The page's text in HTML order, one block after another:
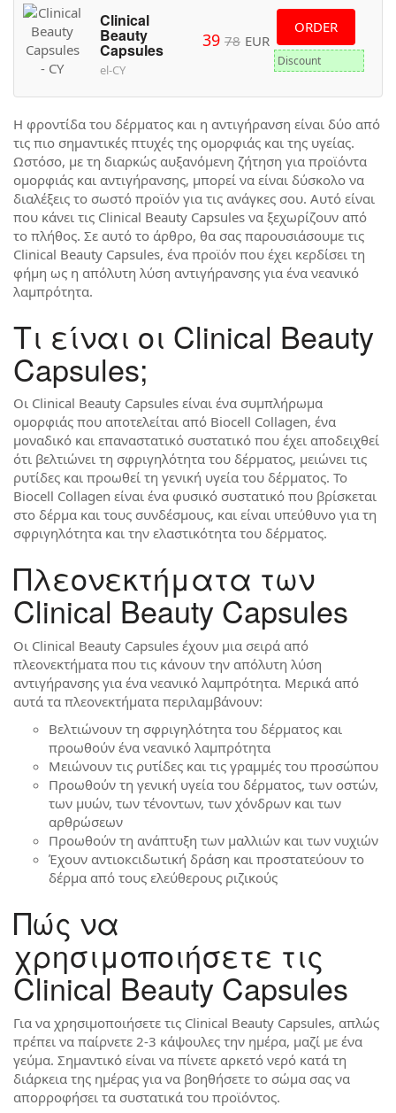
Clinical
Beauty
Capsules
el-CY
39 78 EUR
ORDER
Discount
Η φροντίδα του δέρματος και η αντιγήρανση είναι δύο από
τις πιο σημαντικές πτυχές της ομορφιάς και της υγείας.
Ωστόσο, με τη διαρκώς αυξανόμενη ζήτηση για προϊόντα
ομορφιάς και αντιγήρανσης, μπορεί να είναι δύσκολο να
διαλέξεις το σωστό προϊόν για τις ανάγκες σου. Αυτό είναι
που κάνει τις Clinical Beauty Capsules να ξεχωρίζουν από
το πλήθος. Σε αυτό το άρθρο, θα σας παρουσιάσουμε τις
Clinical Beauty Capsules, ένα προϊόν που έχει κερδίσει τη
φήμη ως η απόλυτη λύση αντιγήρανσης για ένα νεανικό
λαμπρότητα.
Τι είναι οι Clinical Beauty
Capsules;
Οι Clinical Beauty Capsules είναι ένα συμπλήρωμα
ομορφιάς που αποτελείται από Biocell Collagen, ένα
μοναδικό και επαναστατικό συστατικό που έχει αποδειχθεί
ότι βελτιώνει τη σφριγηλότητα του δέρματος, μειώνει τις
ρυτίδες και προωθεί τη γενική υγεία του δέρματος. Το
Biocell Collagen είναι ένα φυσικό συστατικό που βρίσκεται
στο δέρμα και τους συνδέσμους, και είναι υπεύθυνο για τη
σφριγηλότητα και την ελαστικότητα του δέρματος.
Πλεονεκτήματα των
Clinical Beauty Capsules
Οι Clinical Beauty Capsules έχουν μια σειρά από
πλεονεκτήματα που τις κάνουν την απόλυτη λύση
αντιγήρανσης για ένα νεανικό λαμπρότητα. Μερικά από
αυτά τα πλεονεκτήματα περιλαμβάνουν:
Βελτιώνουν τη σφριγηλότητα του δέρματος και
προωθούν ένα νεανικό λαμπρότητα
Μειώνουν τις ρυτίδες και τις γραμμές του προσώπου
Προωθούν τη γενική υγεία του δέρματος, των οστών,
των μυών, των τένοντων, των χόνδρων και των
αρθρώσεων
Προωθούν τη ανάπτυξη των μαλλιών και των νυχιών
Έχουν αντιоксιδωτική δράση και προστατεύουν το
δέρμα από τους ελεύθερους ριζικούς
Πώς να
χρησιμοποιήσετε τις
Clinical Beauty Capsules
Για να χρησιμοποιήσετε τις Clinical Beauty Capsules, απλώς
πρέπει να παίρνετε 2-3 κάψουλες την ημέρα, μαζί με ένα
γεύμα. Σημαντικό είναι να πίνετε αρκετό νερό κατά τη
διάρκεια της ημέρας για να βοηθήσετε το σώμα σας να
απορροφήσει τα συστατικά του προϊόντος.